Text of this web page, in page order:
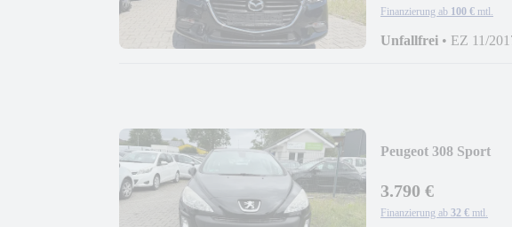
Finanzierung ab 100 € mtl.
Unfallfrei • EZ 11/
Peugeot 308 Sport
3.790 €
Finanzierung ab 32 € mtl.